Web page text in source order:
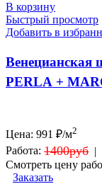
В корзину
Быстрый просмотр
Добавить в
Венецианская
PERLA +
Цена: 991 ₽/м2
Работа: 1400руб |
Смотреть цену
Заказать